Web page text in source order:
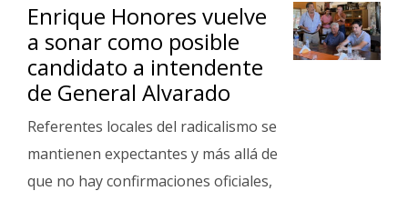
Enrique Honores vuelve
a sonar como posible
candidato a intendente
de General Alvarado
Referentes locales del radicalismo se
mantienen expectantes y más allá de
que no hay confirmaciones oficiales,